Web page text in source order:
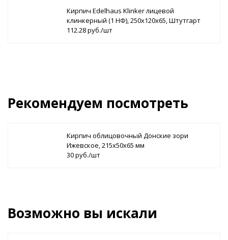
Кирпич Edelhaus Klinker лицевой
клинкерный (1 НФ), 250х120х65, Штутгарт
112.28 руб./шт
Рекомендуем посмотреть
Кирпич облицовочный Донские зори
Ижевское, 215х50х65 мм
30 руб./шт
Возможно вы искали